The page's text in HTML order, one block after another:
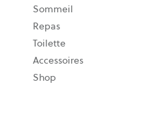
Sommeil
Repas
Toilette
Accessoires
Shop